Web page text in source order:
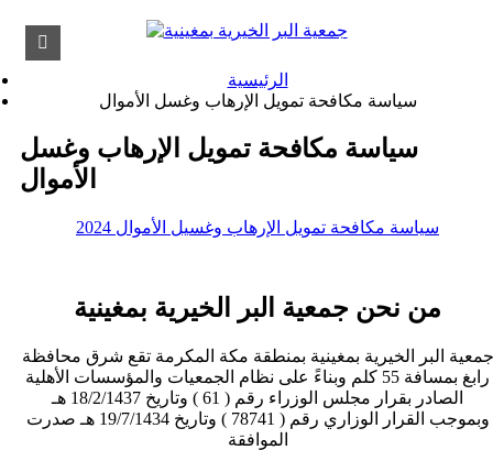
الرئيسية
سياسة مكافحة تمويل الإرهاب وغسل الأموال
سياسة مكافحة تمويل الإرهاب وغسل
الأموال
سياسة مكافحة تمويل الإرهاب وغسيل الأموال 2024
من نحن جمعية البر الخيرية بمغينية
جمعية البر الخيرية بمغينية بمنطقة مكة المكرمة تقع شرق محافظة
رابغ بمسافة 55 كلم وبناءً على نظام الجمعيات والمؤسسات الأهلية
الصادر بقرار مجلس الوزراء رقم ( 61 ) وتاريخ 18/2/1437 هـ
وبموجب القرار الوزاري رقم ( 78741 ) وتاريخ 19/7/1434 هـ صدرت
الموافقة